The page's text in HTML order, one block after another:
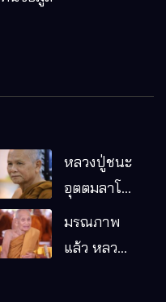
หลวงปู่ชนะ
อุตตมลาโภ
หมากอื๋อ
มรณภาพ
แล้ว หลวง